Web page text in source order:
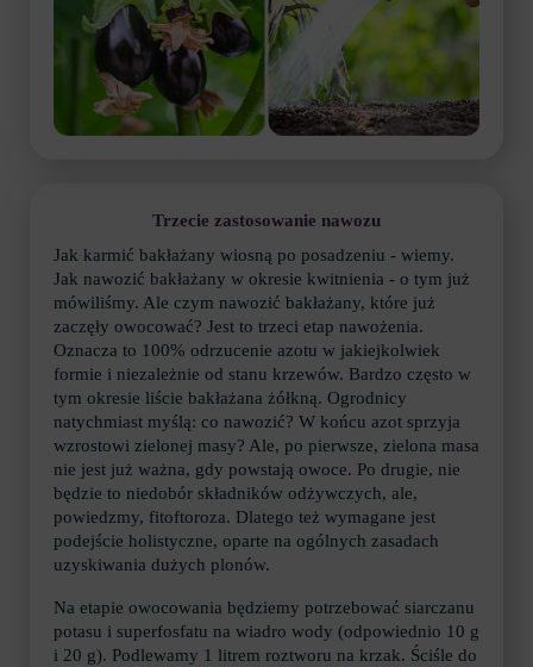
Trzecie zastosowanie nawozu
Jak karmić bakłażany wiosną po posadzeniu - wiemy.
Jak nawozić bakłażany w okresie kwitnienia - o tym już
mówiliśmy. Ale czym nawozić bakłażany, które już
zaczęły owocować? Jest to trzeci etap nawożenia.
Oznacza to 100% odrzucenie azotu w jakiejkolwiek
formie i niezależnie od stanu krzewów. Bardzo często w
tym okresie liście bakłażana żółkną. Ogrodnicy
natychmiast myślą: co nawozić? W końcu azot sprzyja
wzrostowi zielonej masy? Ale, po pierwsze, zielona masa
nie jest już ważna, gdy powstają owoce. Po drugie, nie
będzie to niedobór składników odżywczych, ale,
powiedzmy, fitoftoroza. Dlatego też wymagane jest
podejście holistyczne, oparte na ogólnych zasadach
uzyskiwania dużych plonów.
Na etapie owocowania będziemy potrzebować siarczanu
potasu i superfosfatu na wiadro wody (odpowiednio 10 g
i 20 g). Podlewamy 1 litrem roztworu na krzak. Ściśle do